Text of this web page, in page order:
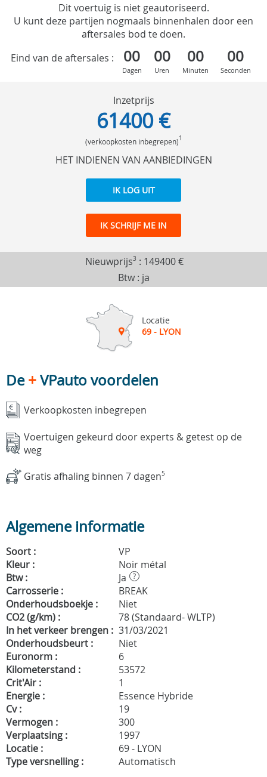
Dit voertuig is niet geautoriseerd.
U kunt deze partijen nogmaals binnenhalen door een
aftersales bod te doen.
Eind van de aftersales :
00
Dagen
00
Uren
00
Minuten
00
Seconden
Inzetprijs
61400 €
(verkoopkosten inbegrepen)1
HET INDIENEN VAN AANBIEDINGEN
IK LOG UIT
IK SCHRIJF ME IN
Nieuwprijs3 : 149400 €
Btw : ja
Locatie
69 - LYON
De+VPauto voordelen
Verkoopkosten inbegrepen
Voertuigen gekeurd door experts & getest op de
weg
Gratis afhaling binnen 7 dagen5
Algemene informatie
Soort :
VP
Kleur :
Noir métal
Btw :
Ja ?
Carrosserie :
BREAK
Onderhoudsboekje :
Niet
CO2 (g/km) :
78 (Standaard- WLTP)
In het verkeer brengen : 31/03/2021
Onderhoudsbeurt :
Niet
Euronorm :
6
Kilometerstand :
53572
Crit'Air :
1
Energie :
Essence Hybride
Cv :
19
Vermogen :
300
Verplaatsing :
1997
Locatie :
69 - LYON
Type versnelling :
Automatisch